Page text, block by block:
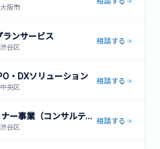
阪市
ランサービス
谷区
相談する
・DXソリューション
央区
相談する
イノベーションパートナー事業（コンサルティング・イノベーション・インベストメント）
谷区
相談する